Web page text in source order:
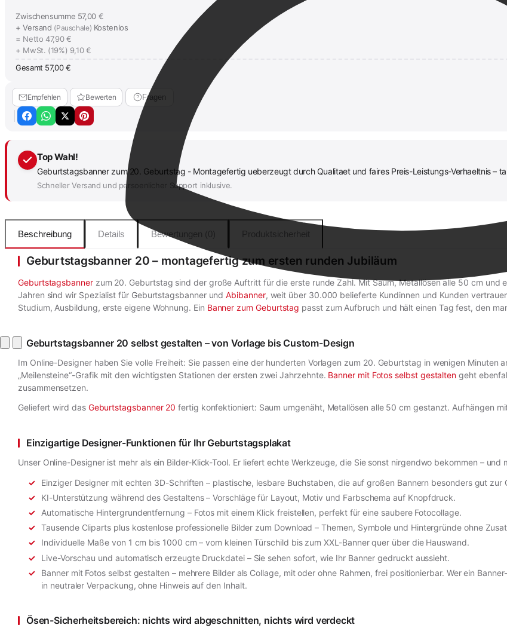
Zwischensumme 57,00 €
+ Versand (Pauschale) Kostenlos
= Netto 47,90 €
+ MwSt. (19%) 9,10 €
Gesamt 57,00 €
Empfehlen Bewerten Fragen
Top Wahl!
Geburtstagsbanner zum 20. Geburtstag - Montagefertig ueberzeugt durch Qualitaet und faires Preis-Leistungs-Verhaeltnis –
Schneller Versand und persoenlicher Support inklusive.
Beschreibung Details Bewertungen (0) Produktsicherheit
Geburtstagsbanner 20 – montagefertig zum ersten runden Jubiläum
Geburtstagsbannerzum 20. Geburtstag sind der große Auftritt für die erste runde Zahl. Mit Saum, Metallösen alle 50 cm und
Jahren sind wir Spezialist für Geburtstagsbanner undAbibanner, weit über 30.000 belieferte Kundinnen und Kunden
Studium, Ausbildung, erste eigene Wohnung. Ein Banner zum Geburtstag passt zum Aufbruch und hält einen Tag fest, den
Geburtstagsbanner 20 selbst gestalten – von Vorlage bis Custom-Design
Im Online-Designer haben Sie volle Freiheit: Sie passen eine der hunderten Vorlagen zum 20. Geburtstag in wenigen
„Meilensteine“-Grafik mit den wichtigsten Stationen der ersten zwei Jahrzehnte. Banner mit Fotos selbst gestalten geht
zusammensetzen.
Geliefert wird das Geburtstagsbanner 20 fertig konfektioniert: Saum umgenäht, Metallösen alle 50 cm gestanzt. Aufhängen
Einzigartige Designer-Funktionen für Ihr Geburtstagsplakat
Unser Online-Designer ist mehr als ein Bilder-Klick-Tool. Er liefert echte Werkzeuge, die Sie sonst nirgendwo bekommen – und
Einziger Designer mit echten 3D-Schriften – plastische, lesbare Buchstaben, die auf großen Bannern besonders gut zur
KI-Unterstützung während des Gestaltens – Vorschläge für Layout, Motiv und Farbschema auf Knopfdruck.
Automatische Hintergrundentfernung – Fotos mit einem Klick freistellen, perfekt für eine saubere Fotocollage.
Tausende Cliparts plus kostenlose professionelle Bilder zum Download – Themen, Symbole und Hintergründe ohne
Individuelle Maße von 1 cm bis 1000 cm – vom kleinen Türschild bis zum XXL-Banner quer über die Hauswand.
Live-Vorschau und automatisch erzeugte Druckdatei – Sie sehen sofort, wie Ihr Banner gedruckt aussieht.
Banner mit Fotos selbst gestalten – mehrere Bilder als Collage, mit oder ohne Rahmen, frei positionierbar. Wer ein
in neutraler Verpackung, ohne Hinweis auf den Inhalt.
Ösen-Sicherheitsbereich: nichts wird abgeschnitten, nichts wird verdeckt